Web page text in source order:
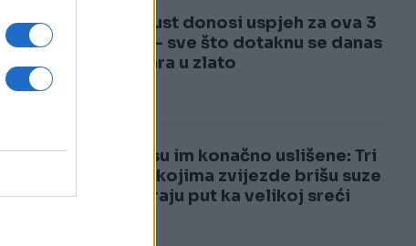
3
4. august donosi uspjeh za ova 3
znaka – sve što dotaknu se danas
pretvara u zlato
4
Želje su im konačno uslišene: Tri
znaka kojima zvijezde brišu suze
i otvaraju put ka velikoj sreći